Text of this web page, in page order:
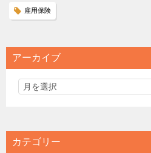
雇用保険
アーカイブ
カテゴリー